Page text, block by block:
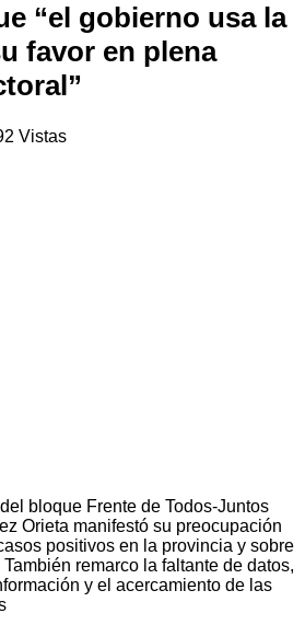
“el gobierno usa la
favor en plena
Vistas
bloque Frente de Todos-Juntos
Orieta manifestó su preocupación
positivos en la provincia y sobre
remarco la faltante de datos,
y el acercamiento de las